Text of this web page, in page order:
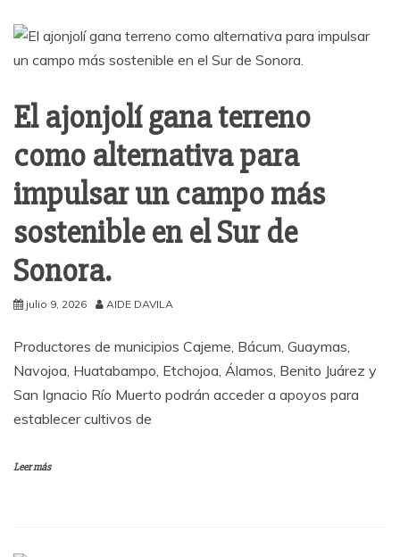
El ajonjolí gana terreno
como alternativa para
impulsar un campo más
sostenible en el Sur de
Sonora.
julio 9, 2026 AIDE DAVILA
Productores de municipios Cajeme, Bácum, Guaymas,
Navojoa, Huatabampo, Etchojoa, Álamos, Benito Juárez y
San Ignacio Río Muerto podrán acceder a apoyos para
establecer cultivos de
Leer más